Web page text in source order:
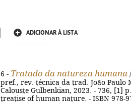
ADICIONAR À LISTA
6 - Tratado da natureza humana
pref., rev. técnica da trad. João Paulo
Calouste Gulbenkian, 2023. - 736, [1]
treatise of human nature. - ISBN 978-